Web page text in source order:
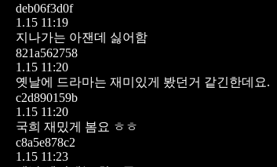
deb06f3d0f
1.15 11:19
지나가는 아잰데 싫어함
821a562758
1.15 11:20
옛날에 드라마는 재미있게 봤던거 같긴한데요.
c2d890159b
1.15 11:20
국희 재밌게 봄요 ㅎㅎ
c8a5e878c2
1.15 11:23